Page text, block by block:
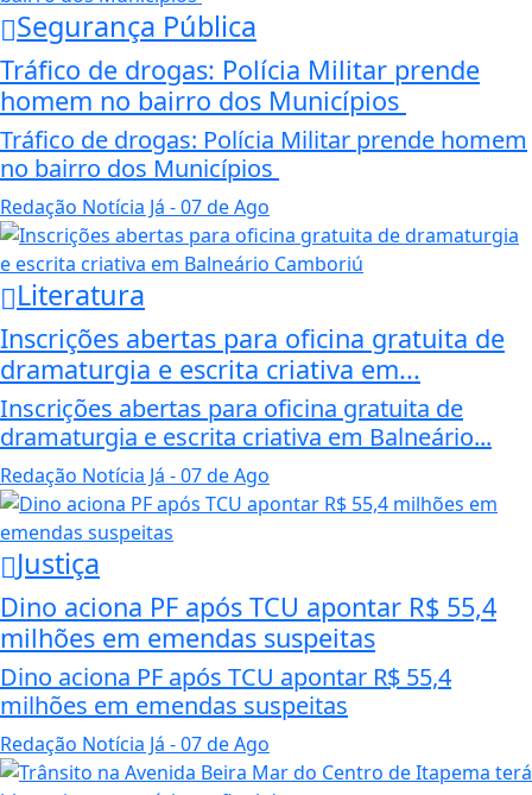
Segurança Pública
Tráfico de drogas: Polícia Militar prende
homem no bairro dos Municípios
Tráfico de drogas: Polícia Militar prende homem
no bairro dos Municípios
Redação Notícia Já - 07 de Ago
Literatura
Inscrições abertas para oficina gratuita de
dramaturgia e escrita criativa em...
Inscrições abertas para oficina gratuita de
dramaturgia e escrita criativa em Balneário...
Redação Notícia Já - 07 de Ago
Justiça
Dino aciona PF após TCU apontar R$ 55,4
milhões em emendas suspeitas
Dino aciona PF após TCU apontar R$ 55,4
milhões em emendas suspeitas
Redação Notícia Já - 07 de Ago